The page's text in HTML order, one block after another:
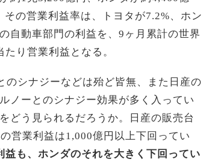
の営業利益率は、トヨタが7.2%、ホン
自動車部門の利益を、9ヶ月累計の世界
り営業利益となる。
のシナジーなどは殆ど皆無、また日産の
ノーとのシナジー効果が多く入ってい
どう見られるだろうか。日産の販売台
営業利益は1,000億円以上下回ってい
も、ホンダのそれを大きく下回ってい